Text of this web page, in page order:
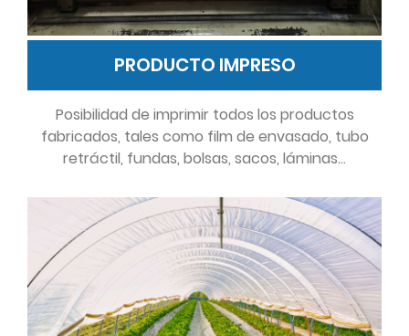
PRODUCTO IMPRESO
Posibilidad de imprimir todos los productos
fabricados, tales como film de envasado, tubo
retráctil, fundas, bolsas, sacos, láminas…